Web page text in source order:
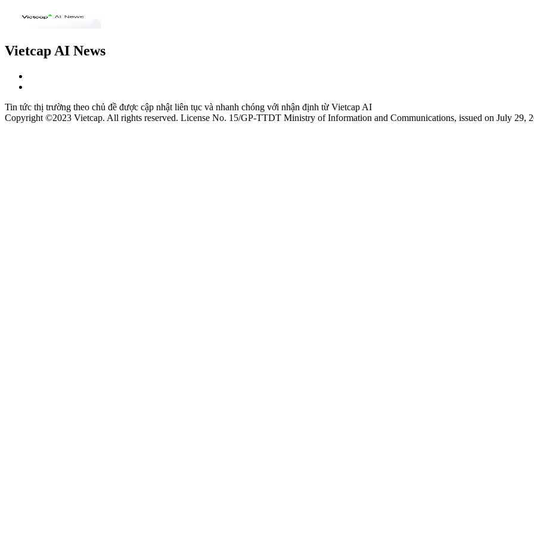
Vietcap AI News
Tin tức thị trường theo chủ đề được cập nhật liên tục và nhanh chóng với nhận định từ Vietcap AI
Copyright ©2023 Vietcap. All rights reserved. License No. 15/GP-TTDT Ministry of Information and Communications, issued on July 29,